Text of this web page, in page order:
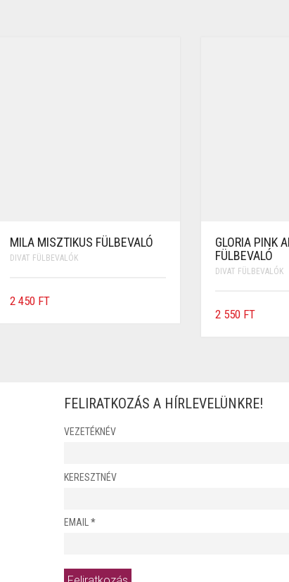
MILA MISZTIKUS FÜLBEVALÓ
DIVAT FÜLBEVALÓK
2 450 FT
GLORIA PINK
FÜLBEVALÓ
DIVAT FÜLBEVALÓK
2 550 FT
FELIRATKOZÁS A HÍRLEVELÜNKRE!
VEZETÉKNÉV
KERESZTNÉV
EMAIL *